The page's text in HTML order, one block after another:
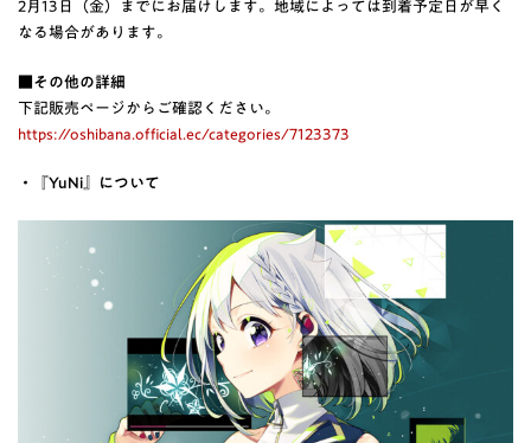
2月13日（金）までにお届けします。地域によっては到着予定日が早く
なる場合があります。
■その他の詳細
下記販売ページからご確認ください。
https://oshibana.official.ec/categories/7123373
・『YuNi』について